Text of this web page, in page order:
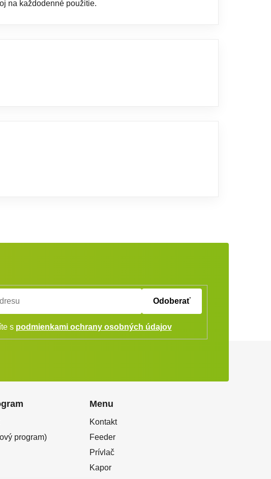
na každodenné použitie.
Odoberať
s podmienkami ochrany osobných údajov
program)
Menu
Kontakt
Feeder
Prívlač
Kapor